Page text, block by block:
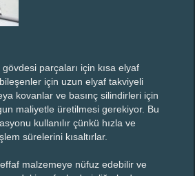
parçaları için kısa elyaf
için uzun elyaf takviyeli
kovanlar ve basınç silindirleri için
maliyetle üretilmesi gerekiyor. Bu
kullanılır çünkü hızla ve
sürelerini kısaltırlar.
malzemeye nüfuz edebilir ve